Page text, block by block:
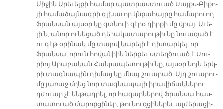
Մի­ջին Ա­րե­ւել­քի հա­մար պատ­րաս­տուած Սայքս-Բի­քո­
յի հա­մա­ձայ­նագ­րի գլխա­ւոր կնքա­հայ­րը հա­մա­րուող
Ֆրան­սան այ­սօր կը գտնուի զէ­րօ դիր­քի մը վրայ: Ա­ւե­
լի՛ն, ա­նոր ու­նե­ցած դե­րա­կա­տա­րու­թիւ­նը նուա­զած է
ու գէթ օ­րի­նակ մը տա­լով կա­րե­լի է դի­տար­կել, որ
Ֆրան­սա, ո­րուն հո­վա­նիին ներ­քեւ ստեղ­ծուած է Սու­
րիոյ Ա­րա­բա­կան Հան­րա­պե­տու­թիւ­նը, այ­սօր նոյն երկ­
րի տա­գնա­պին դի­մաց կը մնայ շուա­րած: Այդ շուա­րու­
մը յա­ռաջ մղեց նոր տագ­նա­պա­լի ի­րա­վի­ճակ­նե­րու
դժուար չէ են­թադ­րել, որ հա­զար­նե­րով Ֆրան­սա հաս­
տա­տուած մա­րոք­ցի­նե­ր, թու­նուզ­ցի­նե­րեւ ալ­ժե­րա­ցի­